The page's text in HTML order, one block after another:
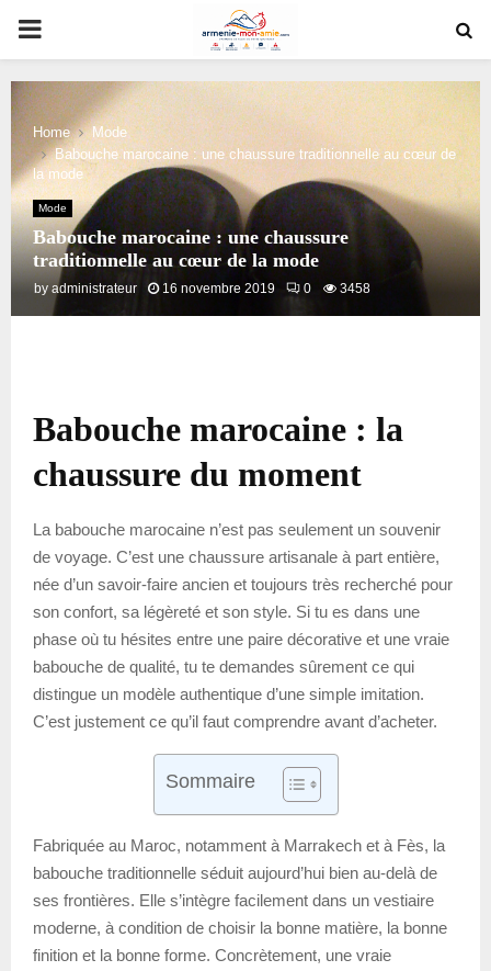
PRIMARY
MENU
Home
Mode
Babouche marocaine : une chaussure traditionnelle au cœur de
la mode
Mode
Babouche marocaine : une chaussure
traditionnelle au cœur de la mode
by administrateur 16 novembre 2019 0 3458
Babouche marocaine : la
chaussure du moment
La babouche marocaine n’est pas seulement un souvenir
de voyage. C’est une chaussure artisanale à part entière,
née d’un savoir-faire ancien et toujours très recherché pour
son confort, sa légèreté et son style. Si tu es dans une
phase où tu hésites entre une paire décorative et une vraie
babouche de qualité, tu te demandes sûrement ce qui
distingue un modèle authentique d’une simple imitation.
C’est justement ce qu’il faut comprendre avant d’acheter.
Sommaire
Fabriquée au Maroc, notamment à Marrakech et à Fès, la
babouche traditionnelle séduit aujourd’hui bien au-delà de
ses frontières. Elle s’intègre facilement dans un vestiaire
moderne, à condition de choisir la bonne matière, la bonne
finition et la bonne forme. Concrètement, une vraie